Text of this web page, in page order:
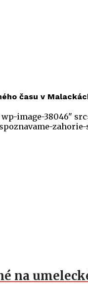
času v
image-38046"
na